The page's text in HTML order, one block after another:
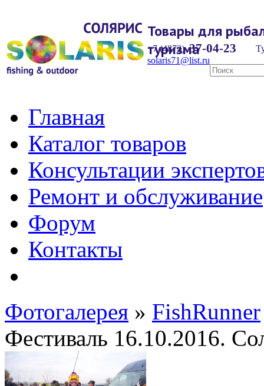
Товары для
туризма
+7 (4872) 37-04-23
solaris71@list.ru
Главная
Каталог товаров
Консультации
Ремонт и обслуживание
Форум
Контакты
Фотогалерея » FishRunner
Фестиваль 16.10.2016.